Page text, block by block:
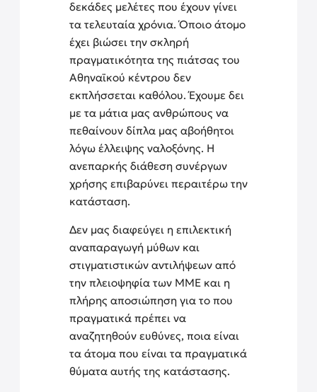
δεκάδες μελέτες που έχουν γίνει
τα τελευταία χρόνια. Όποιο άτομο
έχει βιώσει την σκληρή
πραγματικότητα της πιάτσας του
Αθηναϊκού κέντρου δεν
εκπλήσσεται καθόλου. Έχουμε δει
με τα μάτια μας ανθρώπους να
πεθαίνουν δίπλα μας αβοήθητοι
λόγω έλλειψης ναλοξόνης. Η
ανεπαρκής διάθεση συνέργων
χρήσης επιβαρύνει περαιτέρω την
κατάσταση.
Δεν μας διαφεύγει η επιλεκτική
αναπαραγωγή μύθων και
στιγματιστικών αντιλήψεων από
την πλειοψηφία των ΜΜΕ και η
πλήρης αποσιώπηση για το που
πραγματικά πρέπει να
αναζητηθούν ευθύνες, ποια είναι
τα άτομα που είναι τα πραγματικά
θύματα αυτής της κατάστασης.